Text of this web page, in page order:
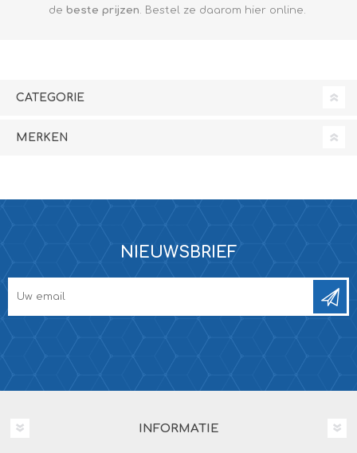
de beste prijzen. Bestel ze daarom hier online.
CATEGORIE
MERKEN
NIEUWSBRIEF
INFORMATIE